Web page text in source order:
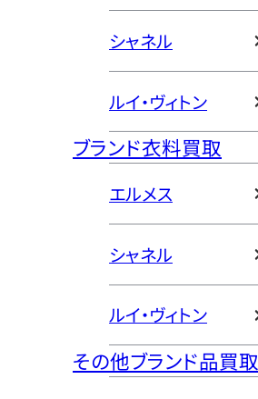
シャネル
ルイ・ヴィトン
ブランド衣料買取
エルメス
シャネル
ルイ・ヴィトン
その他ブランド品買取